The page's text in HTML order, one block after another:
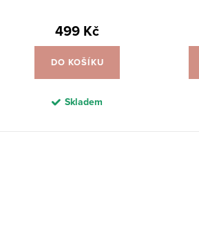
499 Kč
DO KOŠÍKU
Skladem